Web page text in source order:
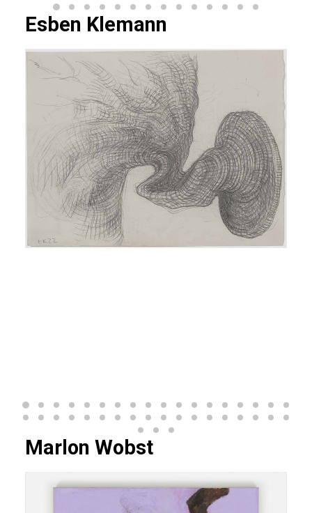
Esben Klemann
crayon sur papier pencil on paper 21 x 29,7 cm
REF. EK.2022.015 © Photo Axel Fried
Marlon Wobst